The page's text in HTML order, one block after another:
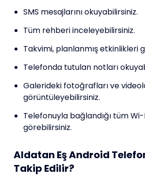
SMS mesajlarını okuyabilirsiniz.
Tüm rehberi inceleyebilirsiniz.
Takvimi, planlanmış etkinlikleri
Telefonda tutulan notları
Galerideki fotoğrafları ve
görüntüleyebilirsiniz.
Telefonuyla bağlandığı tüm Wi-
görebilirsiniz.
Aldatan Eş Android
Takip Edilir?